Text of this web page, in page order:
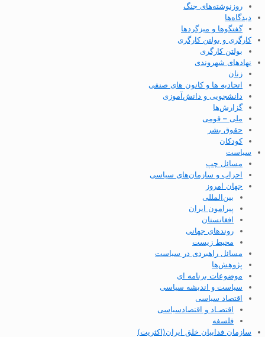
روزنوشته‌های جنگ
دیدگاه‌ها
گفتگوها و میزگردها
کارگری و بولتن کارگری
بولتن کارگری
نهادهای شهروندی
زنان
اتحادیه ها و کانون های صنفی
دانشجویی و دانش‌آموزی
گزارش‌ها
ملی – قومی
حقوق بشر
کودکان
سیاست
مسائل چپ
احزاب و سازمان‌های سیاسی
جهان امروز
بین‌المللی
پیرامون ایران
افغانستان
روندهای جهانی
محیط زیست
مسائل راهبردی در سیاست
پژوهش‌ها
موضوعات برنامه ای
سیاست و اندیشه سیاسی
اقتصاد سیاسی
اقتصـاد و اقتصاد‌سیاسی
فلسفه
سازمان فداییان خلق ایران(اکثریت)